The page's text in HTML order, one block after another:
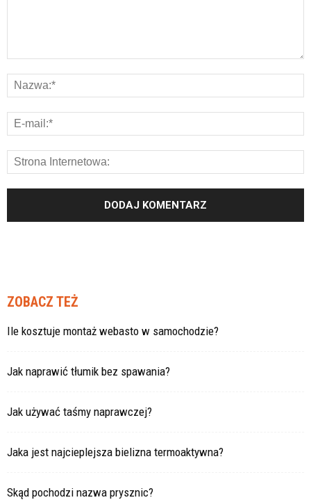
ZOBACZ TEŻ
Ile kosztuje montaż webasto w samochodzie?
Jak naprawić tłumik bez spawania?
Jak używać taśmy naprawczej?
Jaka jest najcieplejsza bielizna termoaktywna?
Skąd pochodzi nazwa prysznic?